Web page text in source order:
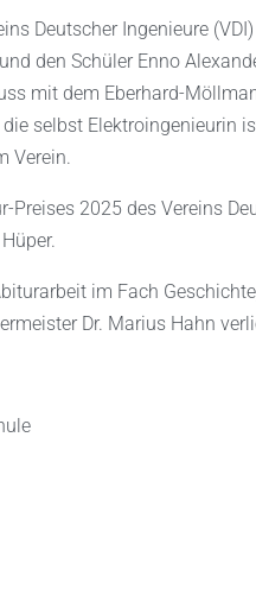
Deutscher Ingenieure
den Schüler Enno
mit dem Eberhard-
selbst Elektroingenieurin
Verein.
Preises 2025 des Vereins
im Fach
Dr. Marius Hahn